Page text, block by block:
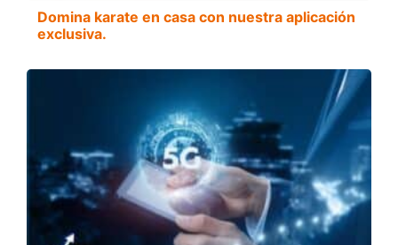
Domina karate en casa con nuestra aplicación
exclusiva.